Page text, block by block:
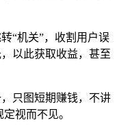
“机关”，收割用户误
以此获取收益，甚至
只图短期赚钱，不讲
视而不见。